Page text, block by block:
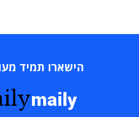
הישארו תמיד
maily